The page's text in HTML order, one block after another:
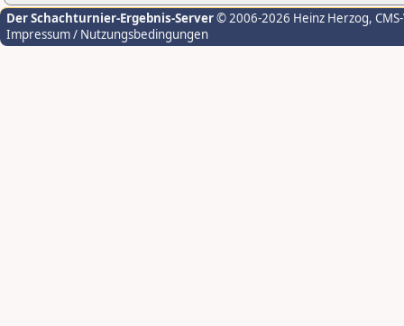
Der Schachturnier-Ergebnis-Server© 2006-2026 Heinz Herzog,
Impressum / Nutzungsbedingungen